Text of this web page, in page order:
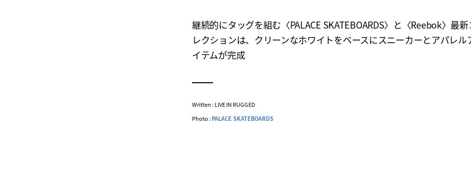
継続的にタッグを組む〈PALACE SKATEBOARDS〉と〈Reebok〉最新
レクションは、クリーンなホワイトをベースにスニーカーとアパレル
イテムが完成
Written : LIVE IN RUGGED
Photo :PALACE SKATEBOARDS